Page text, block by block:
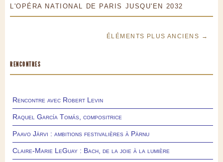
L'OPÉRA NATIONAL DE PARIS JUSQU'EN 2032
ÉLÉMENTS PLUS ANCIENS →
RENCONTRES
Rencontre avec Robert Levin
Raquel García Tomás, compositrice
Paavo Järvi : ambitions festivalières à Pärnu
Claire-Marie LeGuay : Bach, de la joie à la lumière